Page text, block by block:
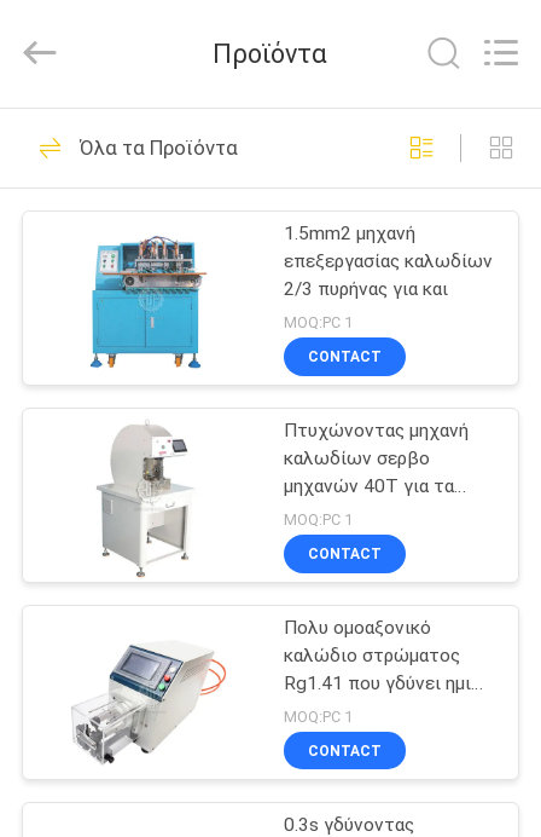
ΣΠΊΤΙ
ΠΡΟΪΌΝΤΑ
ΠΕΡΊΠΟΥ
ΕΜΕΊΣ
ΓΎΡΟΣ
ΕΡΓΟΣΤΑΣΊΩΝ
ΠΟΙΟΤΙΚΌΣ
ΈΛΕΓΧΟΣ
ΕΠΑΦΉ
ΜΕ
Industrial
Reserved.
Μηχανή
επεξεργασίας
καλωδίων
62
Πτυχώνοντας
μηχανή καλωδίων
47
αυτόματη άνεμος
μηχανή καλωδίων
Προϊόντα
Όλα τα Προϊόντα
1.5mm2 μηχανή
επεξεργασίας καλωδίων
2/3 πυρήνας για και
MOQ:PC 1
CONTACT
Πτυχώνοντας μηχανή
καλωδίων σερβο
μηχανών 40T για τα
μεγάλα σωληνοειδή
τερματικά
MOQ:PC 1
CONTACT
Πολυ ομοαξονικό
καλώδιο στρώματος
Rg1.41 που γδύνει ημι
αυτόματο μηχανών
MOQ:PC 1
CONTACT
0.3s γδύνοντας